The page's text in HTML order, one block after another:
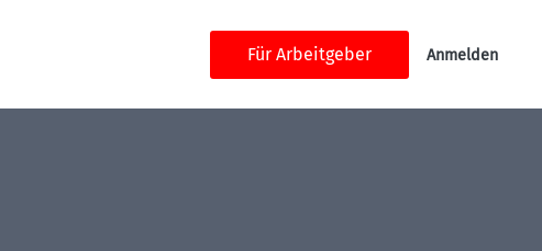
Für Arbeitgeber Anmelden